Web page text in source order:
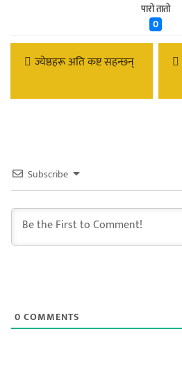
पारो तातो
0
ज्येष्ठहरू अति कष्ट सहन्छन्
Subscribe
0 COMMENTS